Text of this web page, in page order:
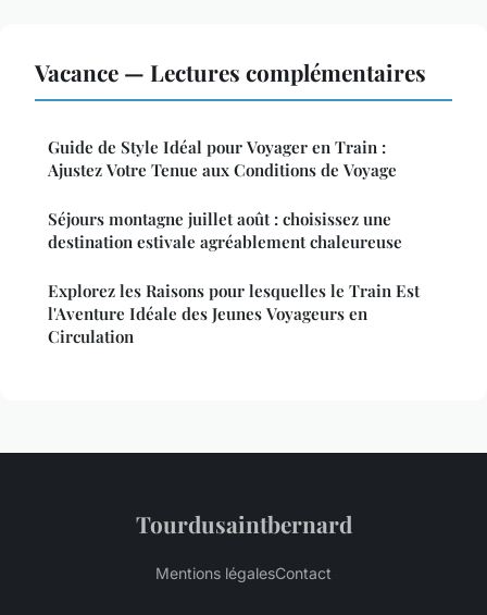
Vacance — Lectures complémentaires
Guide de Style Idéal pour Voyager en Train :
Ajustez Votre Tenue aux Conditions de Voyage
Séjours montagne juillet août : choisissez une
destination estivale agréablement chaleureuse
Explorez les Raisons pour lesquelles le Train Est
l'Aventure Idéale des Jeunes Voyageurs en
Circulation
Tourdusaintbernard
Mentions légalesContact